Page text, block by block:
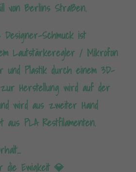
von Berlins Straßen.
Schmuck ist
Lautstärkeregler / Mikrofon
und Plastik durch einem 3D-
Herstellung wird auf der
wird aus zweiter Hand
PLA Restfilamenten.
die Ewigkeit 💎